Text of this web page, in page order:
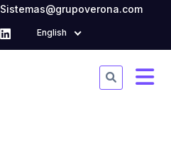
Sistemas@grupoverona.com
English